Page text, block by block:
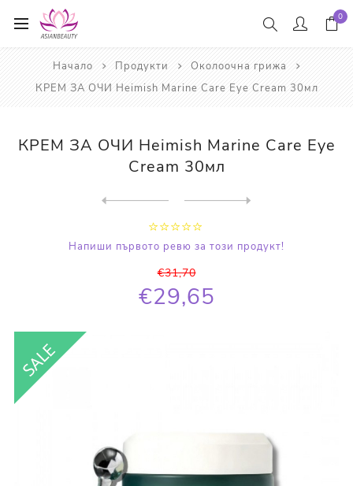
0
Начало Продукти
Околоочна грижа
КРЕМ ЗА ОЧИ Heimish Marine Care Eye Cream 30мл
КРЕМ ЗА ОЧИ Heimish Marine Care Eye
Cream 30мл
Напиши първото ревю за този продукт!
€31,70
€29,65